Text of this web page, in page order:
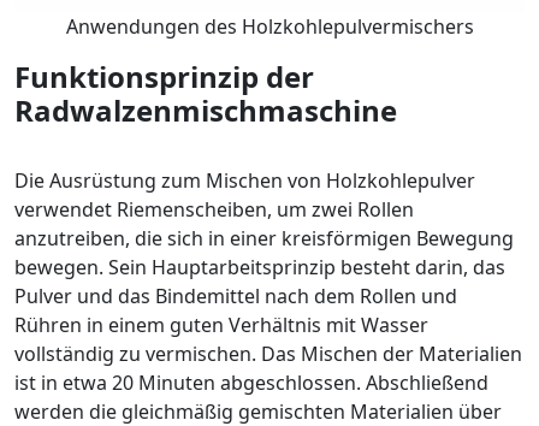
Anwendungen des Holzkohlepulvermischers
Funktionsprinzip der
Radwalzenmischmaschine
Die Ausrüstung zum Mischen von Holzkohlepulver
verwendet Riemenscheiben, um zwei Rollen
anzutreiben, die sich in einer kreisförmigen Bewegung
bewegen. Sein Hauptarbeitsprinzip besteht darin, das
Pulver und das Bindemittel nach dem Rollen und
Rühren in einem guten Verhältnis mit Wasser
vollständig zu vermischen. Das Mischen der Materialien
ist in etwa 20 Minuten abgeschlossen. Abschließend
werden die gleichmäßig gemischten Materialien über